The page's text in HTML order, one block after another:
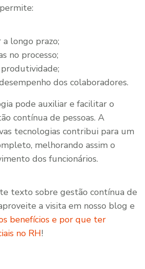
a longo prazo;
no processo;
dos colaboradores.
pode auxiliar e facilitar o
contínua de pessoas. A
tecnologias contribui para um
melhorando assim o
dos funcionários.
texto sobre gestão contínua de
a visita em nosso blog e
benefícios e por que ter
no RH!